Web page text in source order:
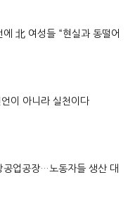
에 北 여성들 “현실과 동떨어
이 아니라 실천이다
공업공장…노동자들 생산 대